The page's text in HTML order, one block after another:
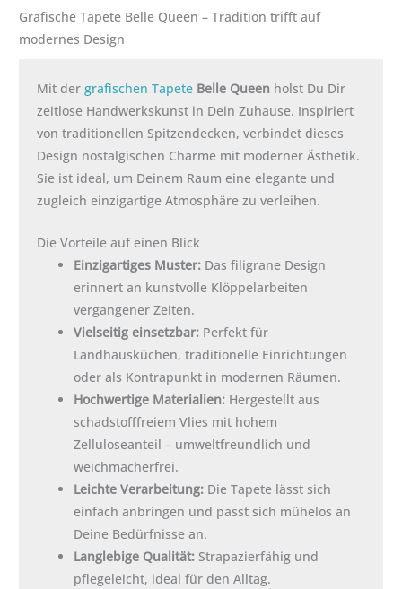
Grafische Tapete Belle Queen – Tradition trifft auf
modernes Design
Mit dergrafischen Tapete Belle Queen holst Du Dir
zeitlose Handwerkskunst in Dein Zuhause. Inspiriert
von traditionellen Spitzendecken, verbindet dieses
Design nostalgischen Charme mit moderner Ästhetik.
Sie ist ideal, um Deinem Raum eine elegante und
zugleich einzigartige Atmosphäre zu verleihen.
Die Vorteile auf einen Blick
Einzigartiges Muster: Das filigrane Design
erinnert an kunstvolle Klöppelarbeiten
vergangener Zeiten.
Vielseitig einsetzbar: Perfekt für
Landhausküchen, traditionelle Einrichtungen
oder als Kontrapunkt in modernen Räumen.
Hochwertige Materialien: Hergestellt aus
schadstofffreiem Vlies mit hohem
Zelluloseanteil – umweltfreundlich und
weichmacherfrei.
Leichte Verarbeitung: Die Tapete lässt sich
einfach anbringen und passt sich mühelos an
Deine Bedürfnisse an.
Langlebige Qualität: Strapazierfähig und
pflegeleicht, ideal für den Alltag.